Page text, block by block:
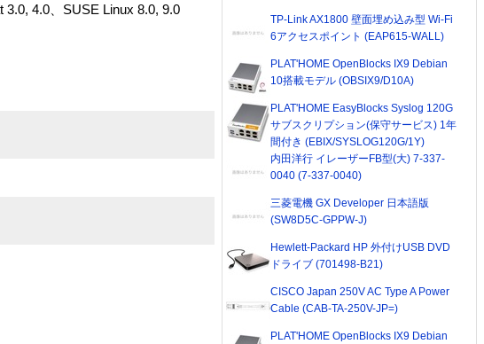
4.0、SUSE Linux 8.0, 9.0
TP-Link AX1800 壁面埋め込み型 Wi-Fi
6アクセスポイント (EAP615-WALL)
PLAT'HOME OpenBlocks IX9 Debian
10搭載モデル (OBSIX9/D10A)
PLAT'HOME EasyBlocks Syslog 120G
サブスクリプション(保守サービス) 1年
間付き (EBIX/SYSLOG120G/1Y)
内田洋行 イレーザーFB型(大) 7-337-
0040 (7-337-0040)
三菱電機 GX Developer 日本語版
(SW8D5C-GPPW-J)
Hewlett-Packard HP 外付けUSB DVD
ドライブ (701498-B21)
CISCO Japan 250V AC Type A Power
Cable (CAB-TA-250V-JP=)
PLAT'HOME OpenBlocks IX9 Debian